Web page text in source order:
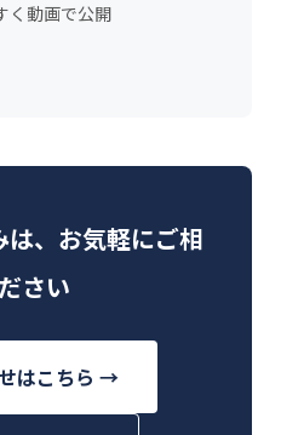
く動画で公開
、お気軽にご相
さい
はこちら →